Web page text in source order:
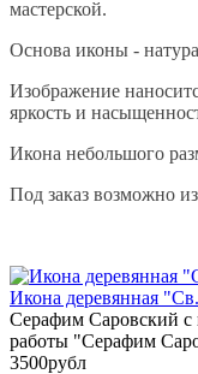
мастерской.
Основа иконы -
Изображение
яркость и
Икона небольшого
Под заказ возможно
Икона деревянная
Серафим Саровский с
работы "Серафим
3500рубл